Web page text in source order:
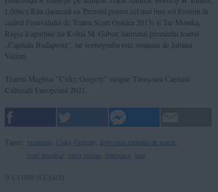
Lőrincz Rita (laureată cu Premiul pentru cel mai bun rol feminin în
cadrul Festivalului de Teatru Scurt Oradea 2013) și Tar Mónika.
Regia îi aparţine lui Koltai M. Gábor, laureatul premiului teatral
„Capitala Budapesta”, iar scenografia este semnată de Iuliana
Vâlsan.
Teatrul Maghiar ”Csiky Gergely” susţine Timişoara Capitală
Culturală Europeană 2021.
Taguri: bucuresti, Csiky Gergely, festivalul national de teatru,
teatr maghiar, timis online, timisoara, tion